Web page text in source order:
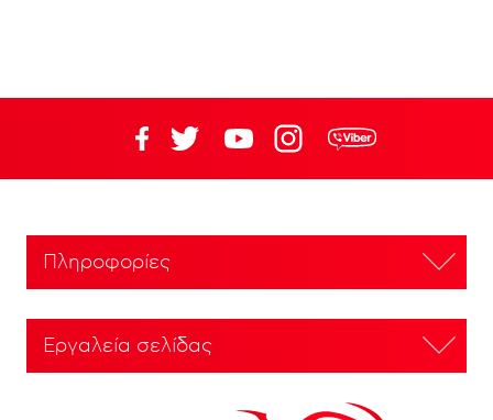
Πληροφορίες
Εργαλεία σελίδας